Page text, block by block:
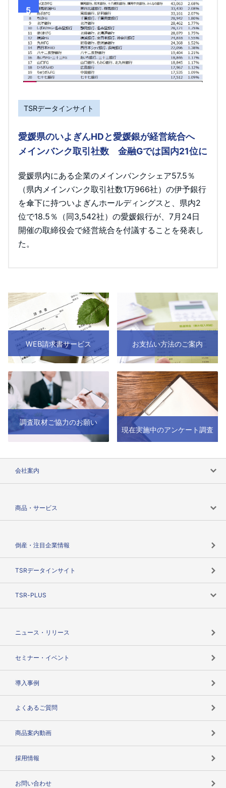
5
TSRデータインサイト
愛媛県のいよぎんHDと愛媛銀が経営統合へ
メインバンク取引社数 金融Gでは国内21位に
愛媛県内にある企業のメインバンクシェア57.5％
（県内メインバンク取引社数1万966社）の伊予銀行
を傘下に持ついよぎんホールディングスと、県内2
位で18.5％（同3,542社）の愛媛銀行が、7月24日
開催の取締役会で経営統合を付議することを発表し
た。
WEB請求書サービス お支払い方法のご案内
調査取材ご協力のお願い
現在実施中のアンケート調査
会社案内
商品・サービス
倒産・注目企業情報
TSRデータインサイト
TSR-PLUS
ニュース・リリース
セミナー・イベント
導入事例
よくあるご質問
商品案内動画
採用情報
お問い合わせ